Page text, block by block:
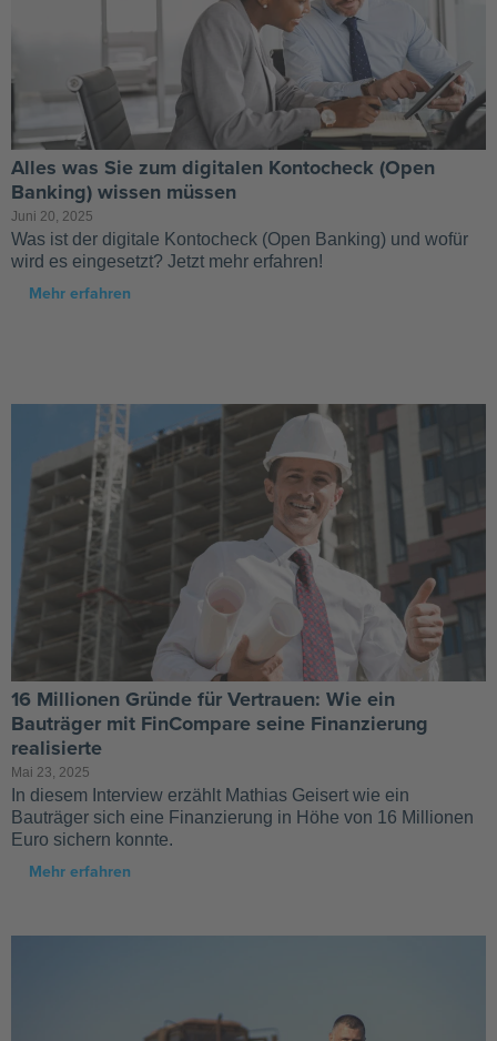
Alles was Sie zum digitalen Kontocheck (Open
Banking) wissen müssen
Juni 20, 2025
Was ist der digitale Kontocheck (Open Banking) und wofür
wird es eingesetzt? Jetzt mehr erfahren!
Mehr erfahren
16 Millionen Gründe für Vertrauen: Wie ein
Bauträger mit FinCompare seine Finanzierung
realisierte
Mai 23, 2025
In diesem Interview erzählt Mathias Geisert wie ein
Bauträger sich eine Finanzierung in Höhe von 16 Millionen
Euro sichern konnte.
Mehr erfahren